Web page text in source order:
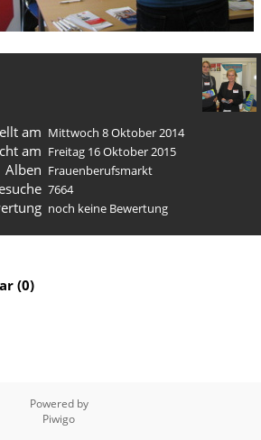
am Mittwoch 8 Oktober 2014
am Freitag 16 Oktober 2015
Alben Frauenberufsmarkt
7664
noch keine Bewertung
(0)
Powered by
Piwigo